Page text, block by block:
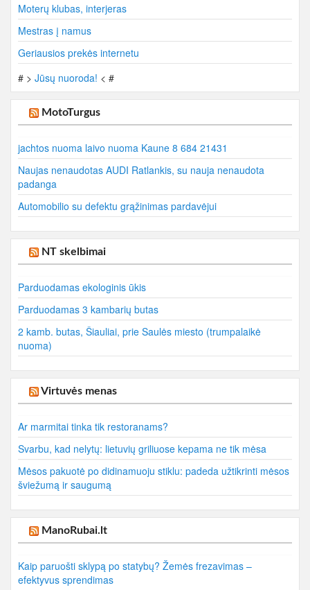
Moterų klubas, interjeras
Mestras į namus
Geriausios prekės internetu
# > Jūsų nuoroda! < #
MotoTurgus
jachtos nuoma laivo nuoma Kaune 8 684 21431
Naujas nenaudotas AUDI Ratlankis, su nauja nenaudota
padanga
Automobilio su defektu grąžinimas pardavėjui
NT skelbimai
Parduodamas ekologinis ūkis
Parduodamas 3 kambarių butas
2 kamb. butas, Šiauliai, prie Saulės miesto (trumpalaikė
nuoma)
Virtuvės menas
Ar marmitai tinka tik restoranams?
Svarbu, kad nelytų: lietuvių griliuose kepama ne tik mėsa
Mėsos pakuotė po didinamuoju stiklu: padeda užtikrinti mėsos
šviežumą ir saugumą
ManoRubai.lt
Kaip paruošti sklypą po statybų? Žemės frezavimas –
efektyvus sprendimas